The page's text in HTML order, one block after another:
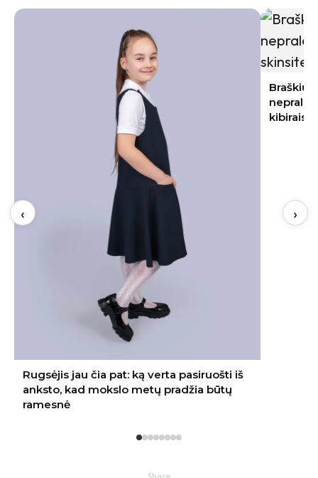
Braškių sodinimas rugpjūtį 2026:
nepraleiskite šių datų – kitąmet skinsite
‹ ›